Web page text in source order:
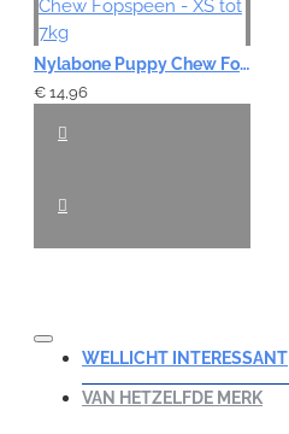
Nylabone Puppy Chew Fopspeen - XS tot 7kg
€ 14,96
WELLICHT INTERESSANT
VAN HETZELFDE MERK